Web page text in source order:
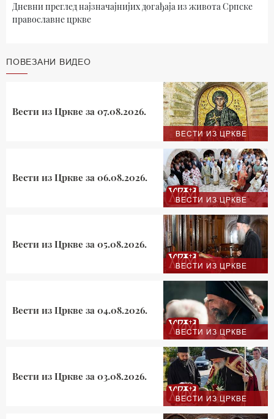
Дневни преглед најзначајнијих догађаја из живота Српске
православне цркве
ПОВЕЗАНИ ВИДЕО
ВЕСТИ ИЗ ЦРКВЕ
Вести из Цркве за 07.08.2026.
ВЕСТИ ИЗ ЦРКВЕ
Вести из Цркве за 06.08.2026.
ВЕСТИ ИЗ ЦРКВЕ
Вести из Цркве за 05.08.2026.
ВЕСТИ ИЗ ЦРКВЕ
Вести из Цркве за 04.08.2026.
ВЕСТИ ИЗ ЦРКВЕ
Вести из Цркве за 03.08.2026.